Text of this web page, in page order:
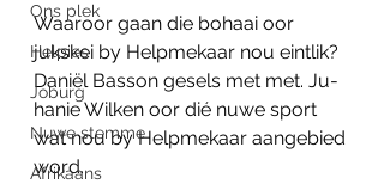
Ons plek
Helpies
Joburg
Nuwe stemme
Afrikaans
Waaroor gaan die bohaai oor
jukskei by Helpmekaar nou eintlik?
Daniël Basson gesels met met. Ju-
hanie Wilken oor dié nuwe sport
wat nou by Helpmekaar aangebied
word.